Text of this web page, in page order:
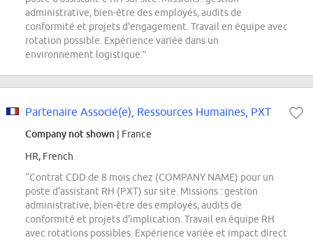
administrative, bien-être des employés, audits de
conformité et projets d'engagement. Travail en équipe avec
rotation possible. Expérience variée dans un
environnement logistique.”
Partenaire Associé(e), Ressources Humaines, PXT
Company not shown | France
HR, French
“Contrat CDD de 8 mois chez (COMPANY NAME) pour un
poste d'assistant RH (PXT) sur site. Missions : gestion
administrative, bien-être des employés, audits de
conformité et projets d'implication. Travail en équipe RH
avec rotations possibles. Expérience variée et impact direct